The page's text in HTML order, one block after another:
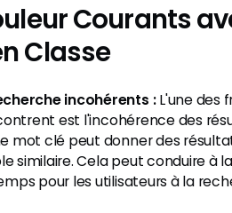
Courants
Classe
incohérents :L'une des
est l'incohérence des
mot clé peut donner des
similaire. Cela peut conduire à
pour les utilisateurs à la